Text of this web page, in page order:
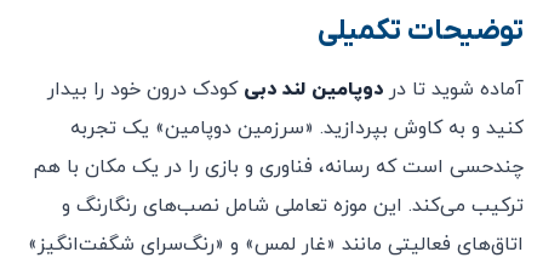
افرادی با نیازهای دسترسی فیزیکی کمتر مناسب باشد.
موارد ورود ممنوع شامل غذا یا نوشیدنی از خارج به داخل
مجموعه، مواد مخدر یا غیرقانونی، سلاح هر نوع (از جمله
اسپری فلفل، چاقو، اجسام تیز، باتوم، شوکر و غیره)،
بروشورها یا جزوات غیرمجاز، وسایل آتش‌زا و فندک و
توضیحات تکمیلی
آماده شوید تا در دوپامین لند دبی کودک درون خود را بیدار
کنید و به کاوش بپردازید. «سرزمین دوپامین» یک تجربه
چندحسی است که رسانه، فناوری و بازی را در یک مکان با هم
ترکیب می‌کند. این موزه تعاملی شامل نصب‌های رنگارنگ و
اتاق‌های فعالیتی مانند «غار لمس» و «رنگ‌سرای شگفت‌انگیز»